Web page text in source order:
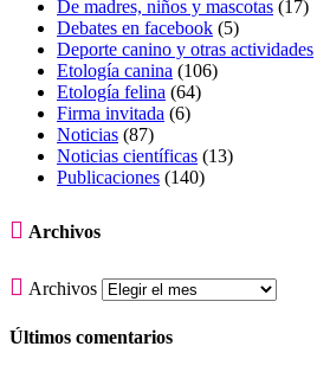
De madres, niños y mascotas (17)
Debates en facebook (5)
Deporte canino y otras actividades
Etología canina (106)
Etología felina (64)
Firma invitada (6)
Noticias (87)
Noticias científicas (13)
Publicaciones (140)
 Archivos
 Archivos
Últimos comentarios